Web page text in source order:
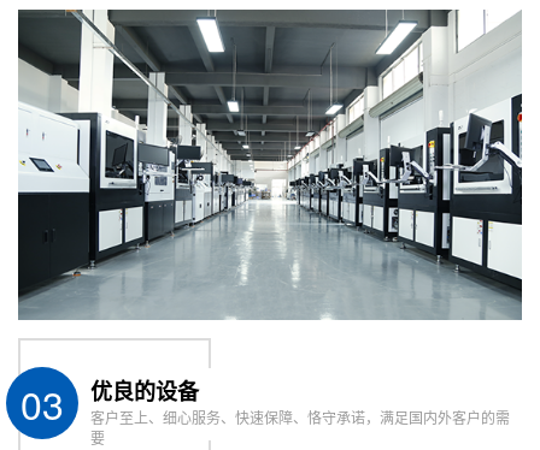
03 优良的设备
客户至上、细心服务、快速保障、恪守承诺，满足国内外客户的需
要